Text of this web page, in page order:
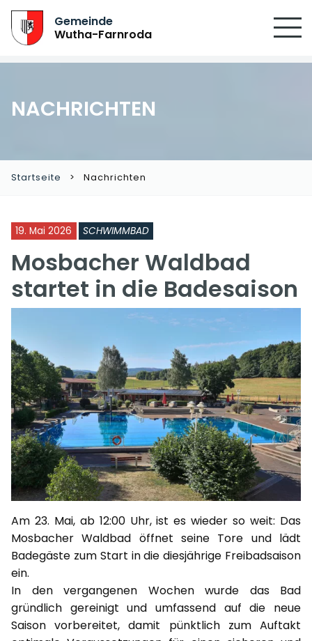
Gemeinde
Wutha-Farnroda
NACHRICHTEN
Startseite Nachrichten
19. Mai 2026 SCHWIMMBAD
Mosbacher Waldbad
startet in die Badesaison
Am 23. Mai, ab 12:00 Uhr, ist es wieder so weit: Das
Mosbacher Waldbad öffnet seine Tore und lädt
Badegäste zum Start in die diesjährige Freibadsaison
ein.
In den vergangenen Wochen wurde das Bad
gründlich gereinigt und umfassend auf die neue
Saison vorbereitet, damit pünktlich zum Auftakt